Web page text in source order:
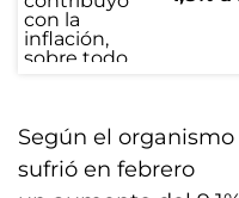
Según el
sufrió en febrero